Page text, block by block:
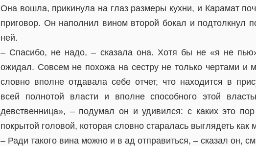
Она вошла, прикинула на глаз размеры кухни, и Карамат
приговор. Он наполнил вином второй бокал и подтолкнул
ней.
– Спасибо, не надо, – сказала она. Хотя бы не «я не
ожидал. Совсем не похожа на сестру не только чертами и
словно вполне отдавала себе отчет, что находится в
всей полнотой власти и вполне способного этой
девственница», – подумал он и удивился: с каких это
покрытой головой, которая словно старалась выглядеть как
– Ради такого вина можно и в ад отправиться, – сказал он,